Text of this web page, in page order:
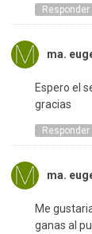
Responder
ma.
Espero el
gracias
Responder
ma.
Me
ganas al